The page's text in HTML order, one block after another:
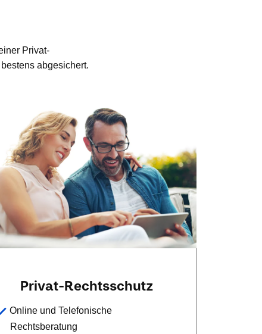
Privat-
abgesichert.
Privat-Rechtsschutz
Online und Telefonische
Rechtsberatung